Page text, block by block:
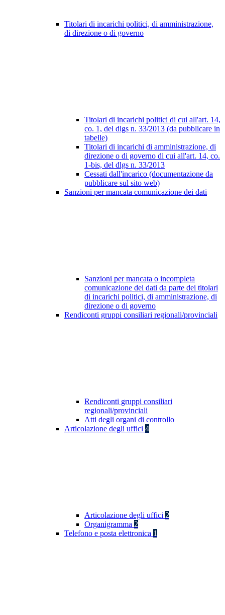
Titolari di incarichi politici, di amministrazione,
di direzione o di governo
Titolari di incarichi politici di cui all'art. 14,
co. 1, del dlgs n. 33/2013 (da pubblicare in
tabelle)
Titolari di incarichi di amministrazione, di
direzione o di governo di cui all'art. 14, co.
1-bis, del dlgs n. 33/2013
Cessati dall'incarico (documentazione da
pubblicare sul sito web)
Sanzioni per mancata comunicazione dei dati
Sanzioni per mancata o incompleta
comunicazione dei dati da parte dei titolari
di incarichi politici, di amministrazione, di
direzione o di governo
Rendiconti gruppi consiliari regionali/provinciali
Rendiconti gruppi consiliari
regionali/provinciali
Atti degli organi di controllo
Articolazione degli uffici 4
Articolazione degli uffici 2
Organigramma 2
Telefono e posta elettronica 1